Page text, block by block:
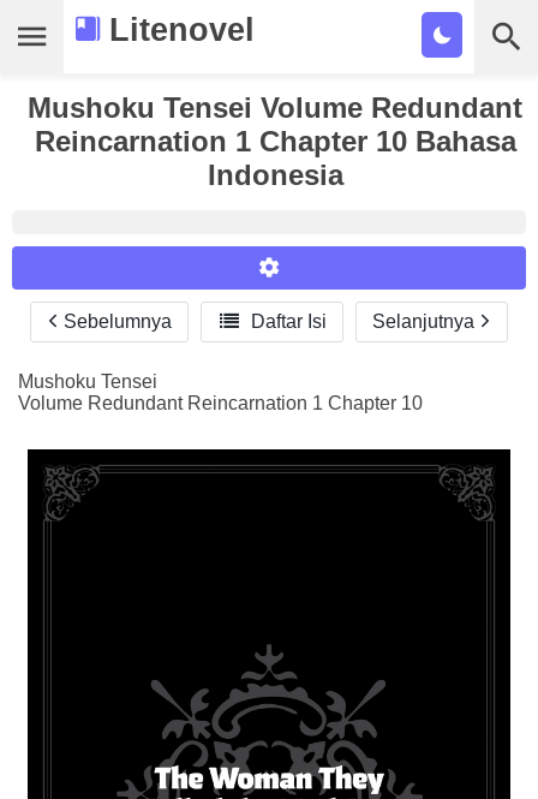
Litenovel
Daftar Novel
Tamat
Bookmark
Mushoku Tensei Volume Redundant
Reincarnation 1 Chapter 10 Bahasa
Indonesia
Reader Settings
Font :
Titillium Web
Arial
Times New Roman
Size :
A-
16
Sebelumnya  Daftar Isi Selanjutnya
Mushoku Tensei
Volume Redundant Reincarnation 1 Chapter 10